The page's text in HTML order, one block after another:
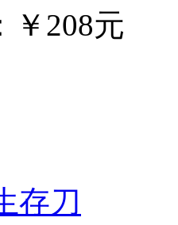
￥208元
存刀